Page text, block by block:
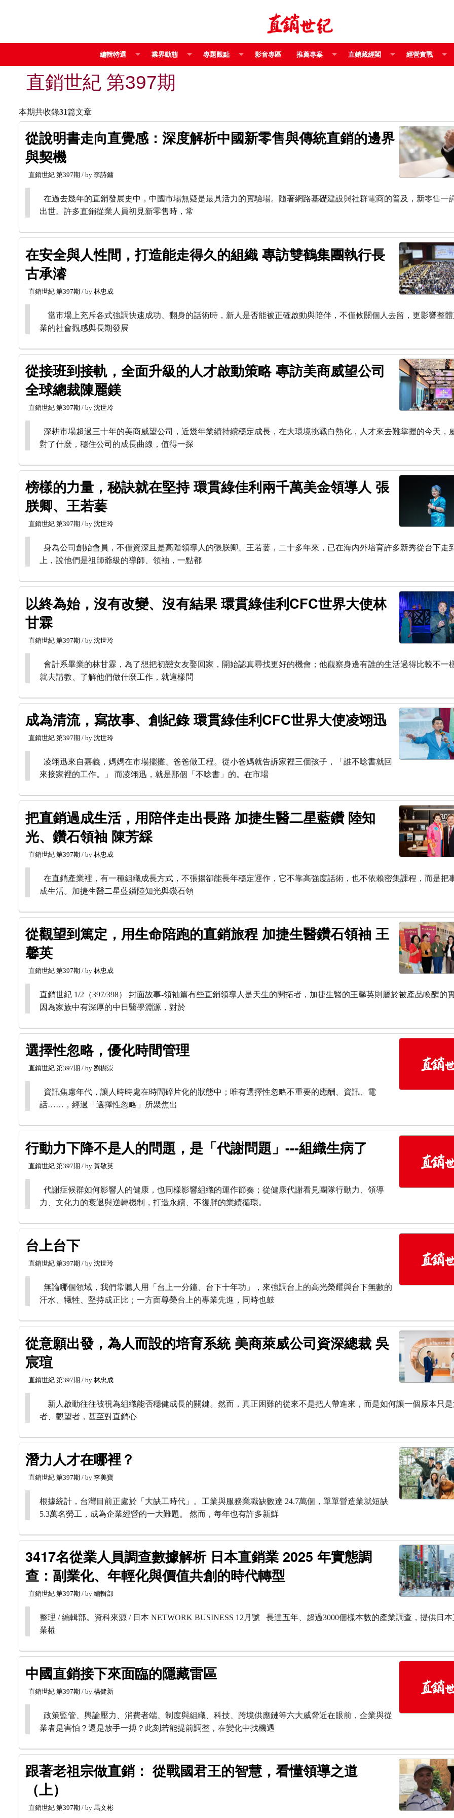
編輯特選 業界動態 專題觀點 影音專區 推薦專案 直銷藏經閣 經營實戰
直銷世紀 第397期
本期共收錄31篇文章
從說明書走向直覺感：深度解析中國新零售與傳統直銷的邊界
與契機
直銷世紀 第397期 / by 李詩鏞
在過去幾年的直銷發展史中，中國市場無疑是最具活力的實驗場。隨著網路基礎建設與社群電商的普及，新零售一
出世。許多直銷從業人員初見新零售時，常
在安全與人性間，打造能走得久的組織 專訪雙鶴集團執行長
古承濬
直銷世紀 第397期 / by 林忠成
當市場上充斥各式強調快速成功、翻身的話術時，新人是否能被正確啟動與陪伴，不僅攸關個人去留，更影響整
業的社會觀感與長期發展
從接班到接軌，全面升級的人才啟動策略 專訪美商威望公司
全球總裁陳麗鎂
直銷世紀 第397期 / by 沈世玲
深耕市場超過三十年的美商威望公司，近幾年業績持續穩定成長，在大環境挑戰白熱化，人才來去難掌握的今天，
對了什麼，穩住公司的成長曲線，值得一探
榜樣的力量，秘訣就在堅持 環貫綠佳利兩千萬美金領導人 張
朕卿、王若葁
直銷世紀 第397期 / by 沈世玲
身為公司創始會員，不僅資深且是高階領導人的張朕卿、王若葁，二十多年來，已在海內外培育許多新秀從台下走
上，說他們是祖師爺級的導師、領袖，一點都
以終為始，沒有改變、沒有結果 環貫綠佳利CFC世界大使林
甘霖
直銷世紀 第397期 / by 沈世玲
會計系畢業的林甘霖，為了想把初戀女友娶回家，開始認真尋找更好的機會；他觀察身邊有誰的生活過得比較不一
就去請教、了解他們做什麼工作，就這樣問
成為清流，寫故事、創紀錄 環貫綠佳利CFC世界大使凌翊迅
直銷世紀 第397期 / by 沈世玲
凌翊迅來自嘉義，媽媽在市場擺攤、爸爸做工程。從小爸媽就告訴家裡三個孩子，「誰不唸書就回
來接家裡的工作。」 而凌翊迅，就是那個「不唸書」的。在市場
把直銷過成生活，用陪伴走出長路 加捷生醫二星藍鑽 陸知
光、鑽石領袖 陳芳綵
直銷世紀 第397期 / by 林忠成
在直銷產業裡，有一種組織成長方式，不張揚卻能長年穩定運作，它不靠高強度話術，也不依賴密集課程，而是把
成生活。加捷生醫二星藍鑽陸知光與鑽石領
從觀望到篤定，用生命陪跑的直銷旅程 加捷生醫鑽石領袖 王
馨英
直銷世紀 第397期 / by 林忠成
直銷世紀 1/2（397/398） 封面故事-領袖篇有些直銷領導人是天生的開拓者，加捷生醫的王馨英則屬於被產品喚醒的
因為家族中有深厚的中日醫學淵源，對於
選擇性忽略，優化時間管理
直銷世紀 第397期 / by 劉樹崇
資訊焦慮年代，讓人時時處在時間碎片化的狀態中；唯有選擇性忽略不重要的應酬、資訊、電
話……，經過「選擇性忽略」所聚焦出
行動力下降不是人的問題，是「代謝問題」---組織生病了
直銷世紀 第397期 / by 黃敬英
代謝症候群如何影響人的健康，也同樣影響組織的運作節奏；從健康代謝看見團隊行動力、領導
力、文化力的衰退與逆轉機制，打造永續、不復胖的業績循環。
台上台下
直銷世紀 第397期 / by 沈世玲
無論哪個領域，我們常聽人用「台上一分鐘、台下十年功」，來強調台上的高光榮耀與台下無數的
汗水、犧牲、堅持成正比；一方面尊榮台上的專業先進，同時也鼓
從意願出發，為人而設的培育系統 美商萊威公司資深總裁 吳
宸瑄
直銷世紀 第397期 / by 林忠成
新人啟動往往被視為組織能否穩健成長的關鍵。然而，真正困難的從來不是把人帶進來，而是如何讓一個原本只
者、觀望者，甚至對直銷心
潛力人才在哪裡？
直銷世紀 第397期 / by 李美寶
根據統計，台灣目前正處於「大缺工時代」。工業與服務業職缺數達 24.7萬個，單單營造業就短缺
5.3萬名勞工，成為企業經營的一大難題。 然而，每年也有許多新鮮
3417名從業人員調查數據解析 日本直銷業 2025 年實態調
查：副業化、年輕化與價值共創的時代轉型
直銷世紀 第397期 / by 編輯部
整理 / 編輯部。資科來源 / 日本 NETWORK BUSINESS 12月號 長達五年、超過3000個樣本數的產業調查，提供日
業權
中國直銷接下來面臨的隱藏雷區
直銷世紀 第397期 / by 楊健新
政策監管、輿論壓力、消費者端、制度與組織、科技、跨境供應鏈等六大威脅近在眼前，企業與從
業者是害怕？還是放手一搏？此刻若能提前調整，在變化中找機遇
跟著老祖宗做直銷： 從戰國君王的智慧，看懂領導之道
（上）
直銷世紀 第397期 / by 馬文彬